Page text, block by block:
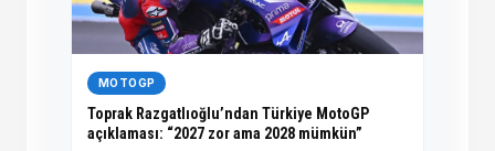
MOTOGP
Toprak Razgatlıoğlu’ndan Türkiye MotoGP
açıklaması: “2027 zor ama 2028 mümkün”